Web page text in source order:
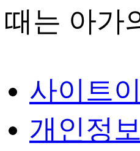
때는 아가
사이트
개인정